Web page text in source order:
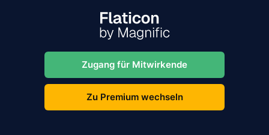
Zugang für Mitwirkende
Zu Premium wechseln